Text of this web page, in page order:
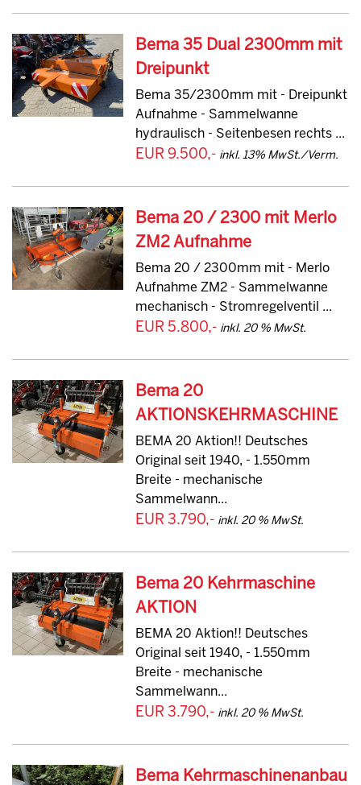
Bema 35 Dual 2300mm mit
Dreipunkt
Bema 35/2300mm mit - Dreipunkt
Aufnahme - Sammelwanne
hydraulisch - Seitenbesen rechts ...
EUR 9.500,- inkl. 13% MwSt./Verm.
Bema 20 / 2300 mit Merlo
ZM2 Aufnahme
Bema 20 / 2300mm mit - Merlo
Aufnahme ZM2 - Sammelwanne
mechanisch - Stromregelventil ...
EUR 5.800,- inkl. 20 % MwSt.
Bema 20
AKTIONSKEHRMASCHINE
BEMA 20 Aktion!! Deutsches
Original seit 1940, - 1.550mm
Breite - mechanische
Sammelwann...
EUR 3.790,- inkl. 20 % MwSt.
Bema 20 Kehrmaschine
AKTION
BEMA 20 Aktion!! Deutsches
Original seit 1940, - 1.550mm
Breite - mechanische
Sammelwann...
EUR 3.790,- inkl. 20 % MwSt.
Bema Kehrmaschinenanbau